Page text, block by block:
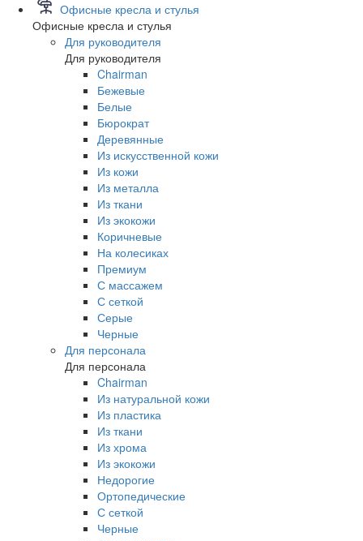
Офисные кресла и стулья
Офисные кресла и стулья
Для руководителя
Для руководителя
Chairman
Бежевые
Белые
Бюрократ
Деревянные
Из искусственной кожи
Из кожи
Из металла
Из ткани
Из экокожи
Коричневые
На колесиках
Премиум
С массажем
С сеткой
Серые
Черные
Для персонала
Для персонала
Chairman
Из натуральной кожи
Из пластика
Из ткани
Из хрома
Из экокожи
Недорогие
Ортопедические
С сеткой
Черные